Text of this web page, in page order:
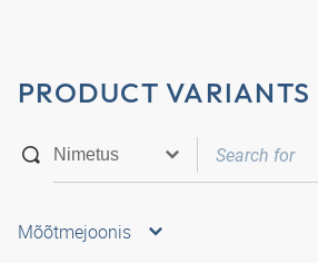
PRODUCT VARIANTS
Mõõtmejoonis